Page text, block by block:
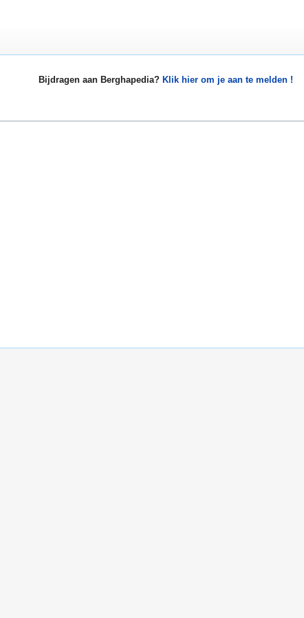
Bijdragen aan Berghapedia? Klik hier om je aan te melden !